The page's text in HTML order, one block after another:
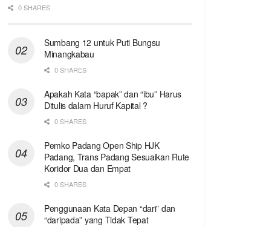
0 SHARES
Sumbang 12 untuk Puti Bungsu
Minangkabau
0 SHARES
Apakah Kata “bapak” dan “ibu” Harus
Ditulis dalam Huruf Kapital ?
0 SHARES
Pemko Padang Open Ship HJK
Padang, Trans Padang Sesuaikan Rute
Koridor Dua dan Empat
0 SHARES
Penggunaan Kata Depan “dari” dan
“daripada” yang Tidak Tepat